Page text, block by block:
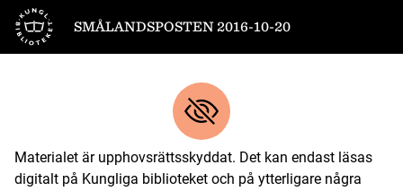
Till startsidan
SMÅLANDSPOSTEN 2016-10-20
Materialet är upphovsrättsskyddat. Det kan endast läsas
digitalt på Kungliga biblioteket och på ytterligare några